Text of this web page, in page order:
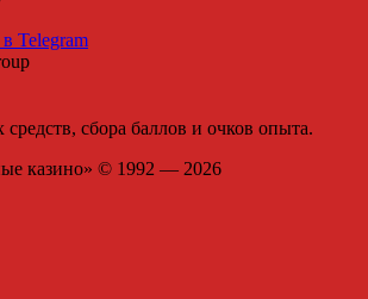
Telegram
средств, сбора баллов и очков опыта.
казино» © 1992 — 2026